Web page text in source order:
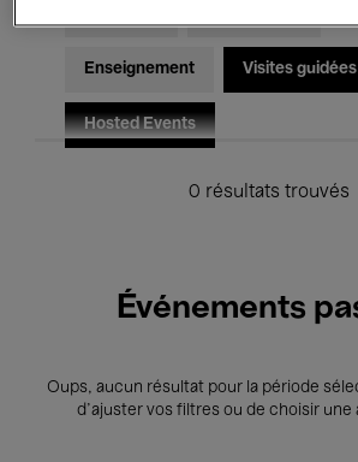
Enseignement Visites guidées
Hosted Events
0 résultats trouvés
Événements
Oups, aucun résultat pour la période
d’ajuster vos filtres ou de choisir une